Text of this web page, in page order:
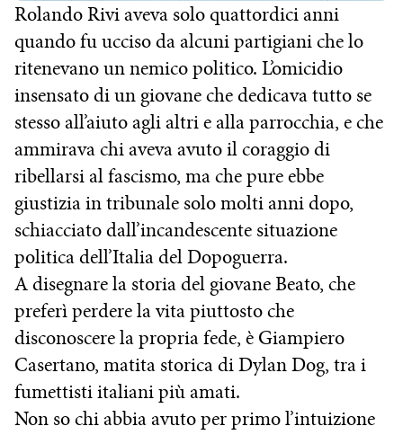
Rolando Rivi aveva solo quattordici anni
quando fu ucciso da alcuni partigiani che lo
ritenevano un nemico politico. L’omicidio
insensato di un giovane che dedicava tutto se
stesso all’aiuto agli altri e alla parrocchia, e che
ammirava chi aveva avuto il coraggio di
ribellarsi al fascismo, ma che pure ebbe
giustizia in tribunale solo molti anni dopo,
schiacciato dall’incandescente situazione
politica dell’Italia del Dopoguerra.
A disegnare la storia del giovane Beato, che
preferì perdere la vita piuttosto che
disconoscere la propria fede, è Giampiero
Casertano, matita storica di Dylan Dog, tra i
fumettisti italiani più amati.
Non so chi abbia avuto per primo l’intuizione